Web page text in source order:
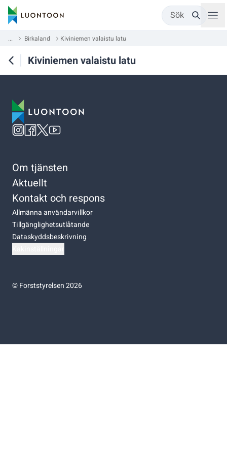
Sök
... Birkaland Kiviniemen valaistu latu
Kiviniemen valaistu latu
Om tjänsten
Aktuellt
Kontakt och respons
Allmänna användarvillkor
Tillgänglighetsutlåtande
Dataskyddsbeskrivning
©Forststyrelsen 2026